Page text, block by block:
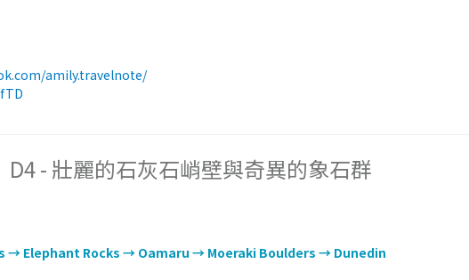
amily.travelnote/
D4 - 壯麗的石灰石峭壁與奇異的象石群
→ Elephant Rocks → Oamaru → Moeraki Boulders → Dunedin